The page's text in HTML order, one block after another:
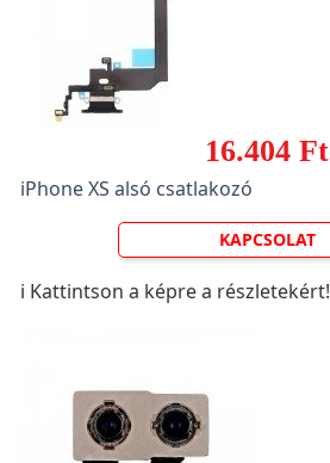
16.404 Ft
iPhone XS alsó csatlakozó
KAPCSOLAT
ℹ️ Kattintson a képre a részletekért!